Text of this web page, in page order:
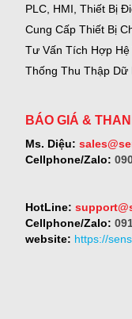
PLC, HMI, Thiết Bị
Cung Cấp Thiết Bị
Tư Vấn Tích Hợp
Thống Thu Thập Dữ
BÁO GIÁ &
Ms. Diệu:
Cellphone/Zalo:
HotLine:
Cellphone/Zalo:
website: https://